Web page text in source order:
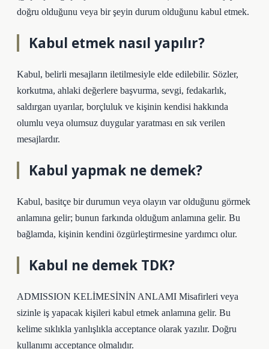
doğru olduğunu veya bir şeyin durum olduğunu kabul etmek.
Kabul etmek nasıl yapılır?
Kabul, belirli mesajların iletilmesiyle elde edilebilir. Sözler,
korkutma, ahlaki değerlere başvurma, sevgi, fedakarlık,
saldırgan uyarılar, borçluluk ve kişinin kendisi hakkında
olumlu veya olumsuz duygular yaratması en sık verilen
mesajlardır.
Kabul yapmak ne demek?
Kabul, basitçe bir durumun veya olayın var olduğunu görmek
anlamına gelir; bunun farkında olduğum anlamına gelir. Bu
bağlamda, kişinin kendini özgürleştirmesine yardımcı olur.
Kabul ne demek TDK?
ADMISSION KELİMESİNİN ANLAMI Misafirleri veya
sizinle iş yapacak kişileri kabul etmek anlamına gelir. Bu
kelime sıklıkla yanlışlıkla acceptance olarak yazılır. Doğru
kullanımı acceptance olmalıdır.